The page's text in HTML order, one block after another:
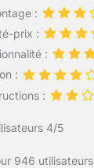
:
prix :
:
:
:
4/5
946 utilisateurs